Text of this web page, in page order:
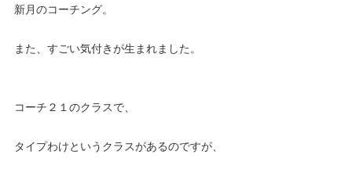
新月のコーチング。
また、すごい気付きが生まれました。
コーチ２１のクラスで、
タイプわけというクラスがあるのですが、